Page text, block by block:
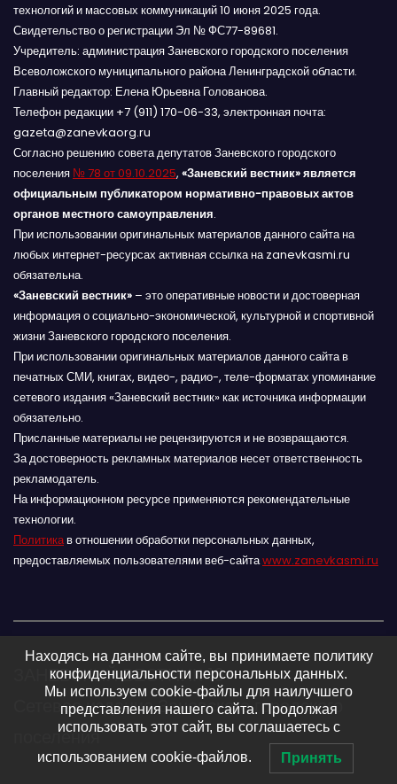
технологий и массовых коммуникаций 10 июня 2025 года.
Свидетельство о регистрации Эл № ФС77-89681.
Учредитель: администрация Заневского городского поселения
Всеволожского муниципального района Ленинградской области.
Главный редактор: Елена Юрьевна Голованова.
Телефон редакции +7 (911) 170-06-33, электронная почта:
gazeta@zanevkaorg.ru
Согласно решению совета депутатов Заневского городского
поселения № 78 от 09.10.2025, «Заневский вестник» является
официальным публикатором нормативно-правовых актов
органов местного самоуправления.
При использовании оригинальных материалов данного сайта на
любых интернет-ресурсах активная ссылка на zanevkasmi.ru
обязательна.
«Заневский вестник» – это оперативные новости и достоверная
информация о социально-экономической, культурной и спортивной
жизни Заневского городского поселения.
При использовании оригинальных материалов данного сайта в
печатных СМИ, книгах, видео-, радио-, теле-форматах упоминание
сетевого издания «Заневский вестник» как источника информации
обязательно.
Присланные материалы не рецензируются и не возвращаются.
За достоверность рекламных материалов несет ответственность
рекламодатель.
На информационном ресурсе применяются рекомендательные
технологии.
Политикав отношении обработки персональных данных,
предоставляемых пользователями веб-сайтаwww.zanevkasmi.ru
ЗАНЕВСКИЙ ВЕСТНИК 16+
Сетевое издание Заневского городского
поселения
Находясь на данном сайте, вы принимаете политику
конфиденциальности персональных данных.
Мы используем cookie-файлы для наилучшего
представления нашего сайта. Продолжая
использовать этот сайт, вы соглашаетесь с
использованием cookie-файлов. Принять